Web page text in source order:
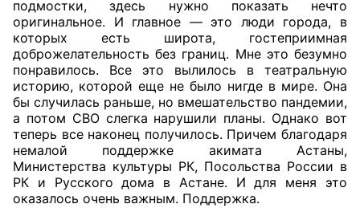
подмостки, здесь нужно показать нечто
оригинальное. И главное — это люди города, в
которых есть широта, гостеприимная
доброжелательность без границ. Мне это безумно
понравилось. Все это вылилось в театральную
историю, которой еще не было нигде в мире. Она
бы случилась раньше, но вмешательство пандемии,
а потом СВО слегка нарушили планы. Однако вот
теперь все наконец получилось. Причем благодаря
немалой поддержке акимата Астаны,
Министерства культуры РК, Посольства России в
РК и Русского дома в Астане. И для меня это
оказалось очень важным. Поддержка.